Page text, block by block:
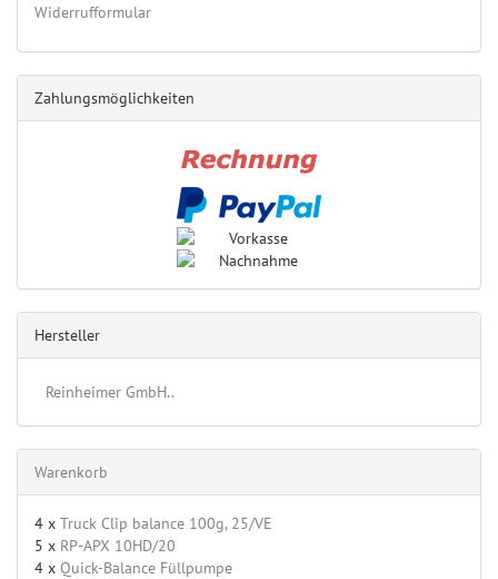
Widerrufformular
Zahlungsmöglichkeiten
Hersteller
Reinheimer GmbH..
Warenkorb
4 x Truck Clip balance 100g, 25/VE
5 x RP-APX 10HD/20
4 x Quick-Balance Füllpumpe